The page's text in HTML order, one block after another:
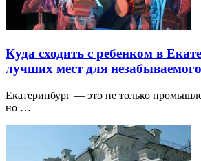
Куда сходить с ребенком в
лучших мест для
Екатеринбург — это не только
но …